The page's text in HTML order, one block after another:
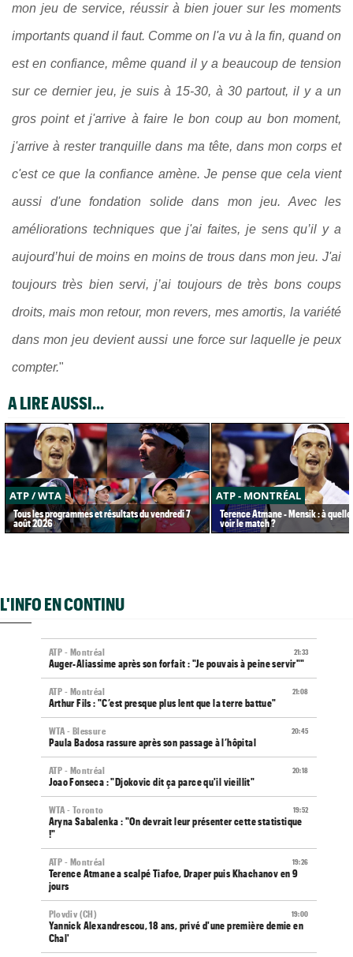
mon jeu de service, réussir à bien jouer sur les moments
importants quand il faut. Comme on l'a vu à la fin, quand on
est en confiance, même quand il y a beaucoup de tension
sur ce dernier jeu, je suis à 15-30, à 30 partout, il y a un
gros point et j'arrive à faire le bon coup au bon moment,
j'arrive à rester tranquille dans ma tête, dans mon corps et
c'est ce que la confiance amène. Je pense que cela vient
aussi d'une fondation solide dans mon jeu. Avec les
améliorations techniques que j'ai faites, je sens qu’il y a
aujourd’hui de moins en moins de trous dans mon jeu. J'ai
toujours très bien servi, j’ai toujours de très bons coups
droits, mais mon retour, mon revers, mes amortis, la variété
dans mon jeu devient aussi une force sur laquelle je peux
compter."
A LIRE AUSSI...
ATP / WTA
Tous les programmes et résultats du vendredi 7
août 2026
ATP - MONTRÉAL
Terence Atmane - Mensik : à
voir le match ?
L'INFO EN CONTINU
21:33
ATP - Montréal
Auger-Aliassime après son forfait : "Je pouvais à peine servir""
21:08
ATP - Montréal
Arthur Fils : "C’est presque plus lent que la terre battue"
20:45
WTA - Blessure
Paula Badosa rassure après son passage à l’hôpital
20:18
ATP - Montréal
Joao Fonseca : "Djokovic dit ça parce qu'il vieillit"
19:52
WTA - Toronto
Aryna Sabalenka : "On devrait leur présenter cette statistique
!"
19:26
ATP - Montréal
Terence Atmane a scalpé Tiafoe, Draper puis Khachanov en 9
jours
19:00
Plovdiv (CH)
Yannick Alexandrescou, 18 ans, privé d'une première demie en
Chal'